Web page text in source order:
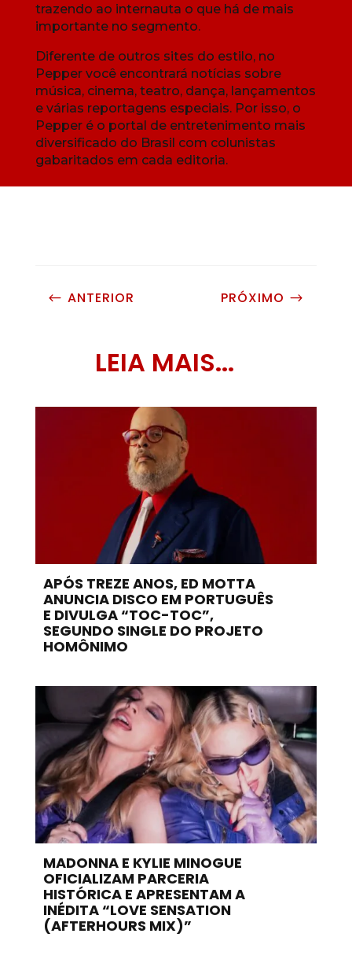
trazendo ao internauta o que há de mais
importante no segmento.
Diferente de outros sites do estilo, no
Pepper você encontrará notícias sobre
música, cinema, teatro, dança, lançamentos
e várias reportagens especiais. Por isso, o
Pepper é o portal de entretenimento mais
diversificado do Brasil com colunistas
gabaritados em cada editoria.
# ANTERIOR PRÓXIMO $
LEIA MAIS...
APÓS TREZE ANOS, ED MOTTA
ANUNCIA DISCO EM PORTUGUÊS
E DIVULGA “TOC-TOC”,
SEGUNDO SINGLE DO PROJETO
HOMÔNIMO
MADONNA E KYLIE MINOGUE
OFICIALIZAM PARCERIA
HISTÓRICA E APRESENTAM A
INÉDITA “LOVE SENSATION
(AFTERHOURS MIX)”